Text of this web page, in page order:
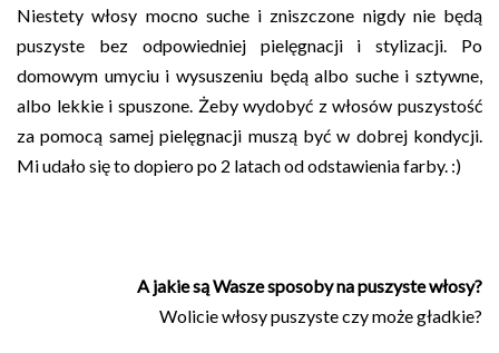
Niestety włosy mocno suche i zniszczone nigdy nie będą
puszyste bez odpowiedniej pielęgnacji i stylizacji. Po
domowym umyciu i wysuszeniu będą albo suche i sztywne,
albo lekkie i spuszone. Żeby wydobyć z włosów puszystość
za pomocą samej pielęgnacji muszą być w dobrej kondycji.
Mi udało się to dopiero po 2 latach od odstawienia farby. :)
A jakie są Wasze sposoby na puszyste włosy?
Wolicie włosy puszyste czy może gładkie?